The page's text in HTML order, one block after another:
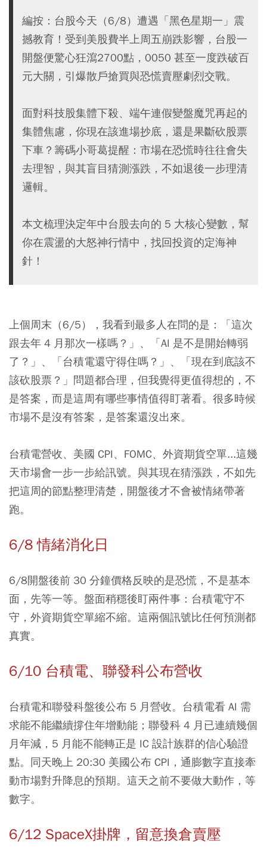
編按：台股今天（6/8）遭遇「黑色星期一」震
撼教育！受到美股費半上周五崩跌影響，台股一
開盤便驚心狂瀉2700點，0050 甚至一度跌破百
元大關，引爆散戶搶買與恐慌賣壓劇烈交戰。
面對科技股集體下殺、端午連假變盤魔咒再起的
集體焦慮，你現在該進場抄底，還是果斷砍股票
下車？籌碼小哥葛提醒：市場在恐慌時往往會失
去理智，與其盲目猜測漲跌，不如退後一步理清
邏輯。
本文梳理決定年中台股去向的 5 大核心變數，幫
你在震盪的大怒神行情中，找回投資的定海神
針！
上個周末（6/5），我看到最多人在問的是：「這次
跟去年 4 月那次一樣嗎？」、「AI 是不是開始轉弱
了？」、「台積電還守得住嗎？」、「現在到底該不
該砍股票？」問題都合理，但我覺得更值得想的，不
是答案，而是這周有哪些事情值得盯著看。很多時候
市場不是沒有答案，是答案還沒出來。
台積電營收、美國 CPI、 FOMC、外資期貨空單...這幾
天市場會一步一步給訊號。與其現在猜漲跌，不如先
把這周的節點整理清楚，開盤後才不會被情緒帶著
跑。
6/8 情緒消化日
6/8開盤後前 30 分鐘價格反映的是恐慌，不是基本
面，先等一等。盤面稍穩後盯兩件事：台積電守不
守，外資期貨空單縮不縮。這兩個訊號比任何預測都
真實。
6/10 台積電、聯發科公布營收
台積電和聯發科盤後公布 5 月營收。台積電看 AI 需
求能不能繼續撐住年增動能；聯發科 4 月已連續幾個
月年減，5 月能不能轉正是 IC 設計族群的信心驗證
點。同天晚上 20:30 美國公布 CPI，通膨數字直接牽
動市場對升降息的預期。這天之前不要做大動作，等
數字。
6/12 SpaceX掛牌，留意換倉賣壓